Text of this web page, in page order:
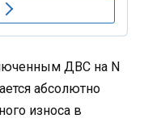
ДВС на N
абсолютно
износа в